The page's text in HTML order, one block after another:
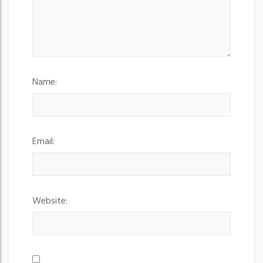
Name:
Email:
Website: